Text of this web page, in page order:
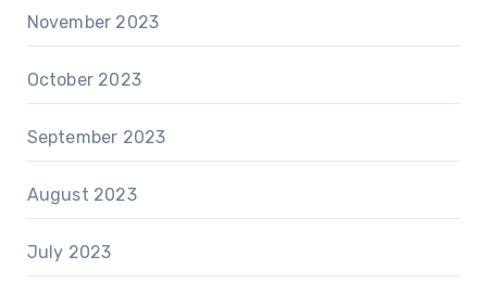
November 2023
October 2023
September 2023
August 2023
July 2023